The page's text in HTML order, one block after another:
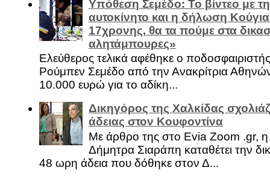
Υπόθεση Σεμέδο: Το βίντεο με
αυτοκίνητο και η δήλωση
17χρονης, θα τα πούμε στα
αλητάμπουρες»
Ελεύθερος τελικά αφέθηκε ο
Ρούμπεν Σεμέδο από την Ανακρίτρια
10.000 ευρώ για το αδίκη...
Δικηγόρος της Χαλκίδας
άδειας στον Κουφοντίνα
Με άρθρο της στο Evia Zoom .gr,
Δήμητρα Σιαράπη καταθέτει την
48 ωρη άδεια που δόθηκε στον Δ...